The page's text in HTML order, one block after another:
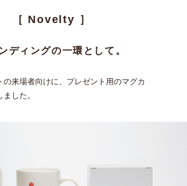
［ Novelty ］
ディングの⼀環として。
の来場者向けに、プレゼント⽤のマグカ
した。